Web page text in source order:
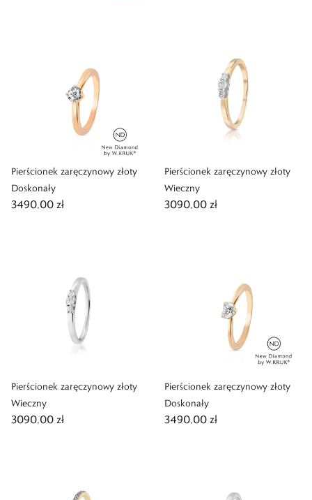
Pierścionek zaręczynowy złoty
Doskonały
3490,00 zł
Pierścionek zaręczynowy złoty
Wieczny
3090,00 zł
Pierścionek zaręczynowy złoty
Wieczny
3090,00 zł
Pierścionek zaręczynowy złoty
Doskonały
3490,00 zł